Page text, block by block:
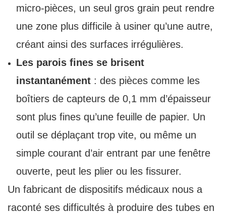
micro-pièces, un seul gros grain peut rendre
une zone plus difficile à usiner qu’une autre,
créant ainsi des surfaces irrégulières.
Les parois fines se brisent
instantanément: des pièces comme les
boîtiers de capteurs de 0,1 mm d’épaisseur
sont plus fines qu’une feuille de papier. Un
outil se déplaçant trop vite, ou même un
simple courant d’air entrant par une fenêtre
ouverte, peut les plier ou les fissurer.
Un fabricant de dispositifs médicaux nous a
raconté ses difficultés à produire des tubes en